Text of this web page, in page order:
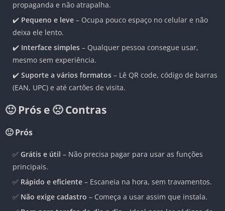
propaganda e não atrapalha.
✔️ Pequeno e leve – Ocupa pouco espaço no celular e não
deixa ele lento.
✔️ Interface simples – Qualquer pessoa consegue usar,
mesmo sem experiência.
✔️ Suporte a vários formatos – Lê QR code, código de barras
(EAN, UPC) e até cartões de visita.
🙂 Prós e 🙁 Contras
🙂 Prós
✅ Grátis e útil – Não precisa pagar para usar as funções
principais.
✅ Rápido e eficiente – Escaneia na hora, sem travamentos.
✅ Não exige cadastro – Começa a usar assim que instala.